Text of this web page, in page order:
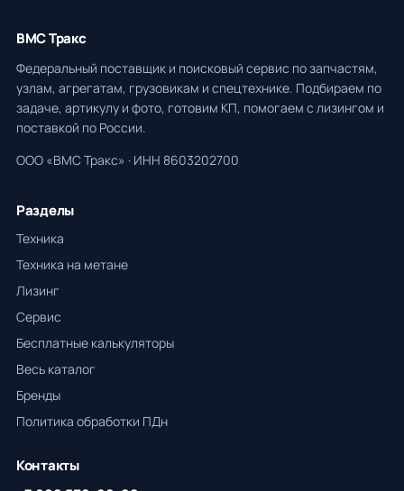
ВМС Тракс
Федеральный поставщик и поисковый сервис по запчастям,
узлам, агрегатам, грузовикам и спецтехнике. Подбираем по
задаче, артикулу и фото, готовим КП, помогаем с лизингом и
поставкой по России.
ООО «ВМС Тракс» · ИНН 8603202700
Разделы
Техника
Техника на метане
Лизинг
Сервис
Бесплатные калькуляторы
Весь каталог
Бренды
Политика обработки ПДн
Контакты